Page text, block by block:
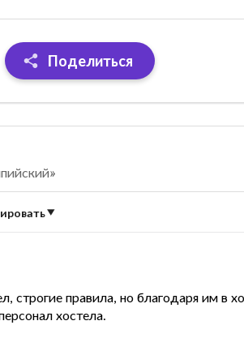
Поделиться
правила, но благодаря им в
хостела.